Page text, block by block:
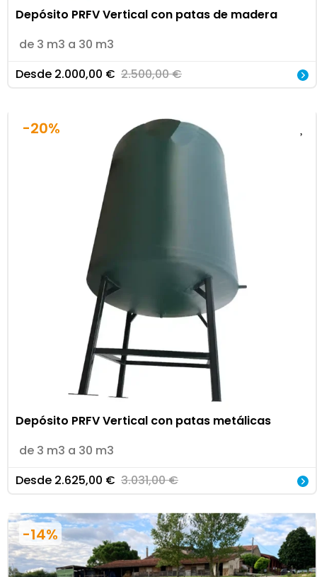
Depósito PRFV Vertical con patas de madera
de 3 m3 a 30 m3
Desde 2.000,00 € 2.500,00€
-20%
Depósito PRFV Vertical con patas metálicas
de 3 m3 a 30 m3
Desde 2.625,00 € 3.031,00€
-14%